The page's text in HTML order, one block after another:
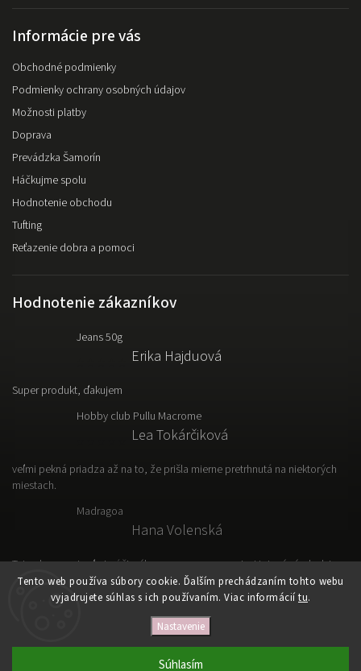
Tento web používa súbory cookie. Ďalším prechádzaním tohto webu
vyjadrujete súhlas s ich používaním. Viac informácií tu.
Nastavenie
Súhlasím
Informácie pre vás
Obchodné podmienky
Podmienky ochrany osobných údajov
Možnosti platby
Doprava
Prevádzka Šamorín
Háčkujme spolu
Hodnotenie obchodu
Tufting
Reťazenie dobra a pomoci
Hodnotenie zákazníkov
Jeans 50g
Erika Hajduová
Super produkt, ďakujem
Hobby club Pullu Macrome
Lea Tokárčiková
veľmi pekná priadza až na to, že prišla mierne pretrhnutá na niektorých
miestach.
Madragoa
Hana Volenská
Tato vlna sa mi veľmi páči, výborne sa s nou pracuje. Hotový výrobok je
ľahký, vzdušný a prakticky.
VLNKOVO
Upraviť nastavenie cookies